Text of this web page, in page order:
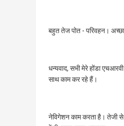
बहुत तेज पोत - परिवहन।
धन्यवाद, सभी मेरे होंडा
साथ काम कर रहे हैं।
नेविगेशन काम करता है। तेजी